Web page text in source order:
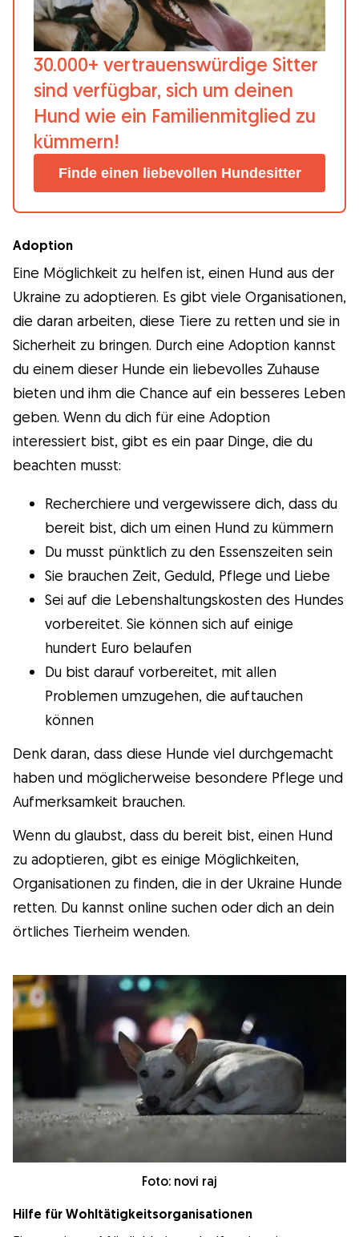
30.000+ vertrauenswürdige Sitter
sind verfügbar, sich um deinen
Hund wie ein Familienmitglied zu
kümmern!
Finde einen liebevollen Hundesitter
Adoption
Eine Möglichkeit zu helfen ist, einen Hund aus der
Ukraine zu adoptieren. Es gibt viele Organisationen,
die daran arbeiten, diese Tiere zu retten und sie in
Sicherheit zu bringen. Durch eine Adoption kannst
du einem dieser Hunde ein liebevolles Zuhause
bieten und ihm die Chance auf ein besseres Leben
geben. Wenn du dich für eine Adoption
interessiert bist, gibt es ein paar Dinge, die du
beachten musst:
Recherchiere und vergewissere dich, dass du
bereit bist, dich um einen Hund zu kümmern
Du musst pünktlich zu den Essenszeiten sein
Sie brauchen Zeit, Geduld, Pflege und Liebe
Sei auf die Lebenshaltungskosten des Hundes
vorbereitet. Sie können sich auf einige
hundert Euro belaufen
Du bist darauf vorbereitet, mit allen
Problemen umzugehen, die auftauchen
können
Denk daran, dass diese Hunde viel durchgemacht
haben und möglicherweise besondere Pflege und
Aufmerksamkeit brauchen.
Wenn du glaubst, dass du bereit bist, einen Hund
zu adoptieren, gibt es einige Möglichkeiten,
Organisationen zu finden, die in der Ukraine Hunde
retten. Du kannst online suchen oder dich an dein
örtliches Tierheim wenden.
Foto: novi raj
Hilfe für Wohltätigkeitsorganisationen